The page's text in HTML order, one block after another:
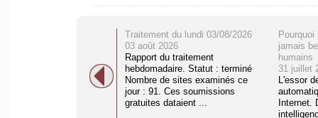
Traitement du lundi 03/08/2026
03 août 2026
Rapport du traitement
hebdomadaire. Statut : terminé
Nombre de sites examinés ce
jour : 91. Ces soumissions
gratuites dataient ...
jamais
humains
31 juillet
L'essor
Internet.